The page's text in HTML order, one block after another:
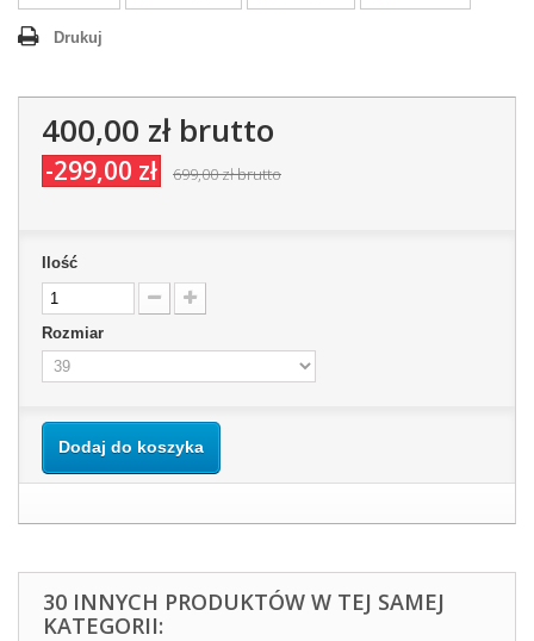
Drukuj
400,00 złbrutto
-299,00 zł 699,00 złbrutto
Ilość
Rozmiar
Dodaj do koszyka
30 INNYCH PRODUKTÓW W TEJ SAMEJ
KATEGORII: